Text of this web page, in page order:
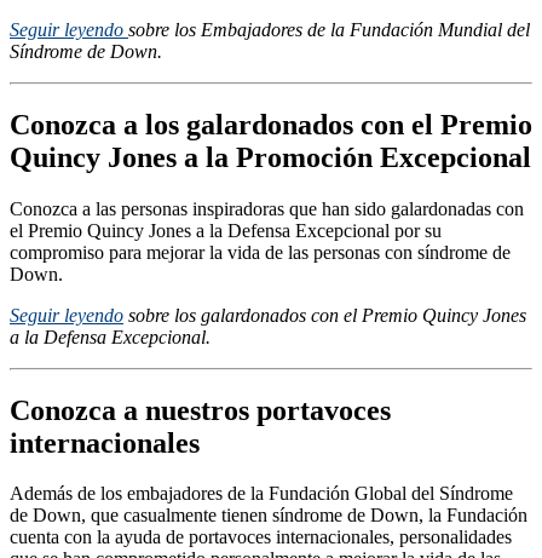
Seguir leyendo sobre los Embajadores de la Fundación Mundial del
Síndrome de Down.
Conozca a los galardonados con el Premio
Quincy Jones a la Promoción Excepcional
Conozca a las personas inspiradoras que han sido galardonadas con
el Premio Quincy Jones a la Defensa Excepcional por su
compromiso para mejorar la vida de las personas con síndrome de
Down.
Seguir leyendo sobre los galardonados con el Premio Quincy Jones
a la Defensa Excepcional.
Conozca a nuestros portavoces
internacionales
Además de los embajadores de la Fundación Global del Síndrome
de Down, que casualmente tienen síndrome de Down, la Fundación
cuenta con la ayuda de portavoces internacionales, personalidades